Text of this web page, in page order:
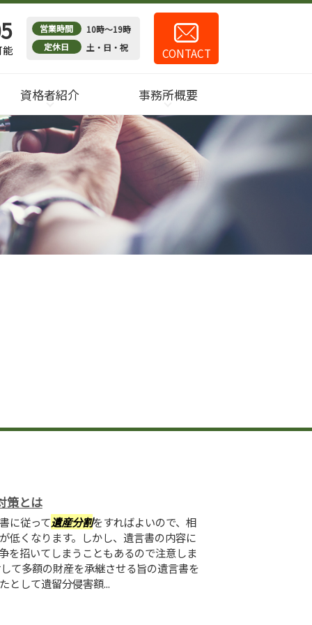
能
営業時間
10時～19時
定休日
土・日・祝 CONTACT
資格者紹介 事務所概要
策とは
に従って遺産分割をすればよいので、相
低くなります。しかし、遺言書の内容に
を招いてしまうこともあるので注意しま
て多額の財産を承継させる旨の遺言書を
として遺留分侵害額...